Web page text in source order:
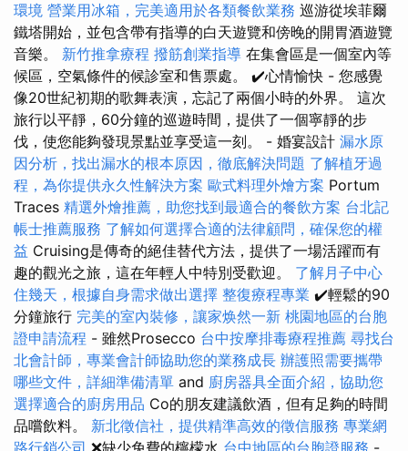
環境 營業用冰箱，完美適用於各類餐飲業務 巡游從埃菲爾
鐵塔開始，並包含帶有指導的白天遊覽和傍晚的開胃酒遊覽
音樂。 新竹推拿療程 撥筋創業指導 在集會區是一個室內等
候區，空氣條件的候診室和售票處。 ✔️心情愉快 - 您感覺
像20世紀初期的歌舞表演，忘記了兩個小時的外界。 這次
旅行以平靜，60分鐘的巡遊時間，提供了一個寧靜的步
伐，使您能夠發現景點並享受這一刻。 - 婚宴設計 漏水原
因分析，找出漏水的根本原因，徹底解決問題 了解植牙過
程，為你提供永久性解決方案 歐式料理外燴方案 Portum
Traces 精選外燴推薦，助您找到最適合的餐飲方案 台北記
帳士推薦服務 了解如何選擇合適的法律顧問，確保您的權
益 Cruising是傳奇的絕佳替代方法，提供了一場活躍而有
趣的觀光之旅，這在年輕人中特別受歡迎。 了解月子中心
住幾天，根據自身需求做出選擇 整復療程專業 ✔️輕鬆的90
分鐘旅行 完美的室內裝修，讓家焕然一新 桃園地區的台胞
證申請流程 - 雖然Prosecco 台中按摩排毒療程推薦 尋找台
北會計師，專業會計師協助您的業務成長 辦護照需要攜帶
哪些文件，詳細準備清單 and 廚房器具全面介紹，協助您
選擇適合的廚房用品 Co的朋友建議飲酒，但有足夠的時間
品嚐飲料。 新北徵信社，提供精準高效的徵信服務 專業網
路行銷公司 ❌缺少免費的檸檬水 台中地區的台胞證服務 -